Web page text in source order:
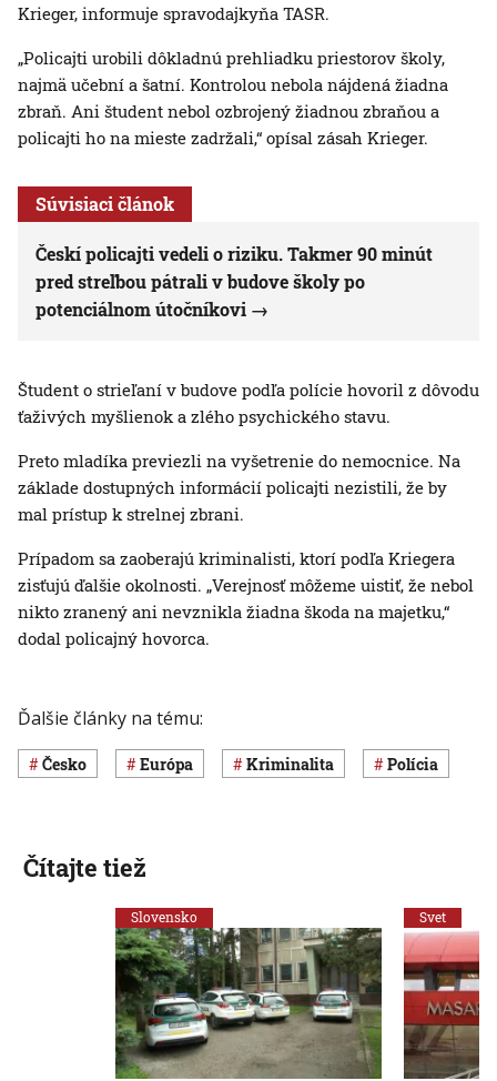
Krieger, informuje spravodajkyňa TASR.
„Policajti urobili dôkladnú prehliadku priestorov školy,
najmä učební a šatní. Kontrolou nebola nájdená žiadna
zbraň. Ani študent nebol ozbrojený žiadnou zbraňou a
policajti ho na mieste zadržali,“ opísal zásah Krieger.
Súvisiaci článok
Českí policajti vedeli o riziku. Takmer 90 minút
pred streľbou pátrali v budove školy po
potenciálnom útočníkovi
Študent o strieľaní v budove podľa polície hovoril z dôvodu
ťaživých myšlienok a zlého psychického stavu.
Preto mladíka previezli na vyšetrenie do nemocnice. Na
základe dostupných informácií policajti nezistili, že by
mal prístup k strelnej zbrani.
Prípadom sa zaoberajú kriminalisti, ktorí podľa Kriegera
zisťujú ďalšie okolnosti. „Verejnosť môžeme uistiť, že nebol
nikto zranený ani nevznikla žiadna škoda na majetku,“
dodal policajný hovorca.
Ďalšie články na tému:
Česko Európa Kriminalita polícia
Čítajte tiež
Slovensko Svet